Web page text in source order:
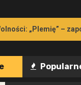
„Plemię” –